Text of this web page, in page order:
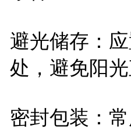
避光储存：
处，避免阳光
密封包装：